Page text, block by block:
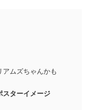
アムズちゃんかも
スターイメージ